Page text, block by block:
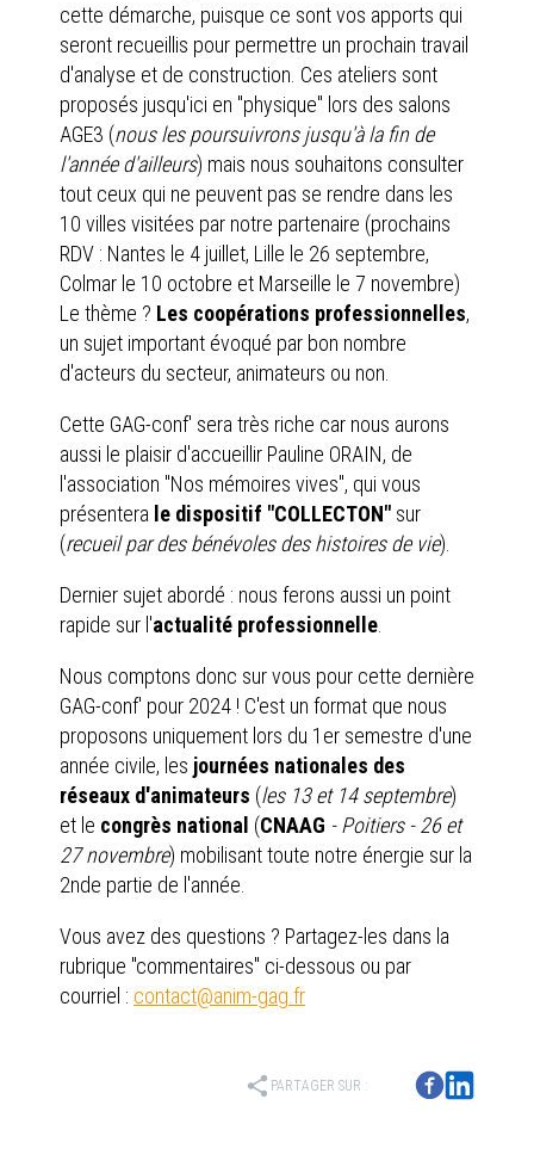
cette démarche, puisque ce sont vos apports qui
seront recueillis pour permettre un prochain travail
d'analyse et de construction. Ces ateliers sont
proposés jusqu'ici en "physique" lors des salons
AGE3 (nous les poursuivrons jusqu'à la fin de
l'année d'ailleurs) mais nous souhaitons consulter
tout ceux qui ne peuvent pas se rendre dans les
10 villes visitées par notre partenaire (prochains
RDV : Nantes le 4 juillet, Lille le 26 septembre,
Colmar le 10 octobre et Marseille le 7 novembre)
Le thème ? Les coopérations professionnelles,
un sujet important évoqué par bon nombre
d'acteurs du secteur, animateurs ou non.
Cette GAG-conf' sera très riche car nous aurons
aussi le plaisir d'accueillir Pauline ORAIN, de
l'association "Nos mémoires vives", qui vous
présentera le dispositif "COLLECTON" sur
(recueil par des bénévoles des histoires de vie).
Dernier sujet abordé : nous ferons aussi un point
rapide sur l'actualité professionnelle
Nous comptons donc sur vous pour cette dernière
GAG-conf' pour 2024 ! C'est un format que nous
proposons uniquement lors du 1er semestre d'une
année civile, les journées nationales des
réseaux d'animateurs (les 13 et 14 septembre)
et le congrès national (CNAAG - Poitiers - 26 et
27 novembre) mobilisant toute notre énergie sur la
2nde partie de l'année.
Vous avez des questions ? Partagez-les dans la
rubrique "commentaires" ci-dessous ou par
courriel : contact@anim-gag.fr
share PARTAGER SUR :